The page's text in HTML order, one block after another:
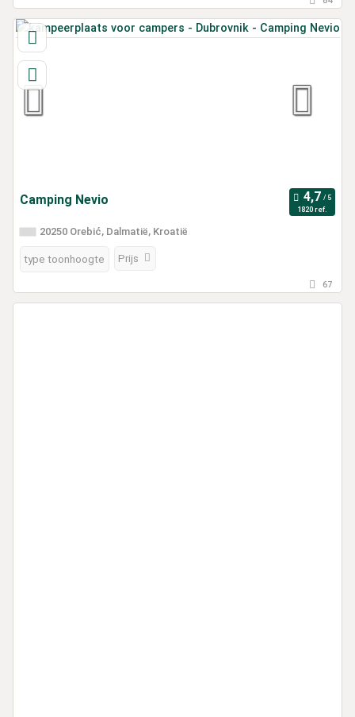
Camping Nevio
1820 ref.
20250 Orebić, Dalmatië, Kroatië
type toonhoogte Prijs
67